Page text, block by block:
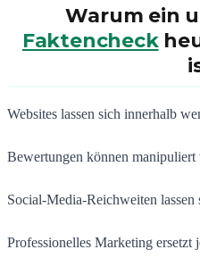
Warum ein
Faktencheck
Websites lassen sich innerhalb
Bewertungen können manipuliert
Social-Media-Reichweiten lassen
Professionelles Marketing